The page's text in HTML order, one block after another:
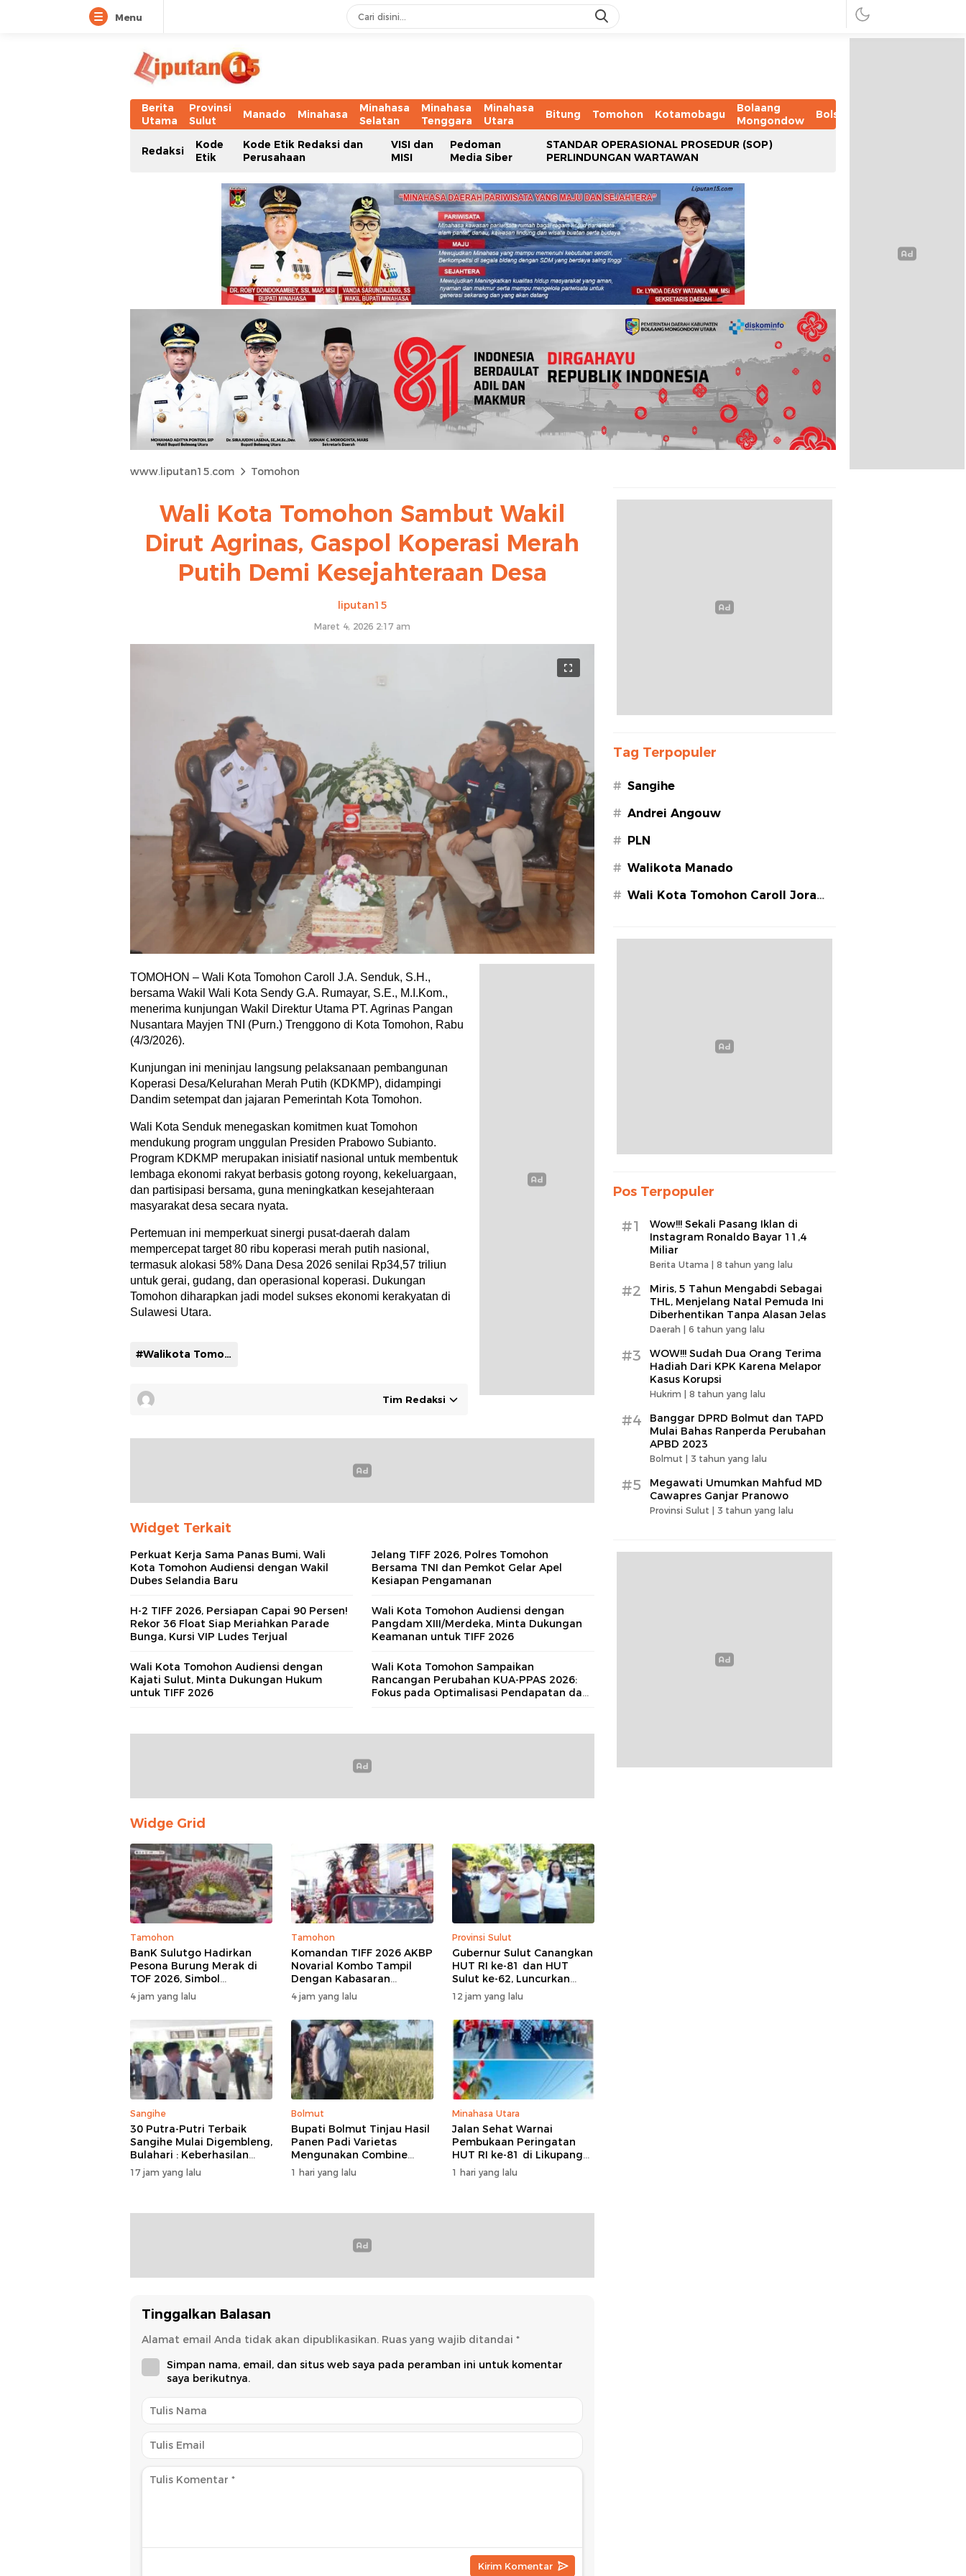
Menu
Berita
Utama
Provinsi
Sulut
Manado Minahasa
Minahasa
Selatan
Minahasa
Tenggara
Minahasa
Utara
Bitung Tomohon Kotamobagu
Bolaang
Mongondow
Bolsel
Redaksi
Kode
Etik
Kode Etik Redaksi dan
Perusahaan
VISI dan
MISI
Pedoman
Media Siber
STANDAR OPERASIONAL PROSEDUR (SOP)
PERLINDUNGAN WARTAWAN
www.liputan15.com Tomohon
Wali Kota Tomohon Sambut Wakil
Dirut Agrinas, Gaspol Koperasi Merah
Putih Demi Kesejahteraan Desa
liputan15
Maret 4, 2026 2:17 am
TOMOHON – Wali Kota Tomohon Caroll J.A. Senduk, S.H.,
bersama Wakil Wali Kota Sendy G.A. Rumayar, S.E., M.I.Kom.,
menerima kunjungan Wakil Direktur Utama PT. Agrinas Pangan
Nusantara Mayjen TNI (Purn.) Trenggono di Kota Tomohon, Rabu
(4/3/2026).
Kunjungan ini meninjau langsung pelaksanaan pembangunan
Koperasi Desa/Kelurahan Merah Putih (KDKMP), didampingi
Dandim setempat dan jajaran Pemerintah Kota Tomohon.
Wali Kota Senduk menegaskan komitmen kuat Tomohon
mendukung program unggulan Presiden Prabowo Subianto.
Program KDKMP merupakan inisiatif nasional untuk membentuk
lembaga ekonomi rakyat berbasis gotong royong, kekeluargaan,
dan partisipasi bersama, guna meningkatkan kesejahteraan
masyarakat desa secara nyata.
Pertemuan ini memperkuat sinergi pusat-daerah dalam
mempercepat target 80 ribu koperasi merah putih nasional,
termasuk alokasi 58% Dana Desa 2026 senilai Rp34,57 triliun
untuk gerai, gudang, dan operasional koperasi. Dukungan
Tomohon diharapkan jadi model sukses ekonomi kerakyatan di
Sulawesi Utara.
#Walikota Tomohon Caroll Senduk
Tim Redaksi
Widget Terkait
Perkuat Kerja Sama Panas Bumi, Wali
Kota Tomohon Audiensi dengan Wakil
Dubes Selandia Baru
Jelang TIFF 2026, Polres Tomohon
Bersama TNI dan Pemkot Gelar Apel
Kesiapan Pengamanan
H-2 TIFF 2026, Persiapan Capai 90 Persen!
Rekor 36 Float Siap Meriahkan Parade
Bunga, Kursi VIP Ludes Terjual
Wali Kota Tomohon Audiensi dengan
Pangdam XIII/Merdeka, Minta Dukungan
Keamanan untuk TIFF 2026
Wali Kota Tomohon Audiensi dengan
Kajati Sulut, Minta Dukungan Hukum
untuk TIFF 2026
Wali Kota Tomohon Sampaikan
Rancangan Perubahan KUA-PPAS 2026:
Fokus pada Optimalisasi Pendapatan dan
Widge Grid
Tamohon
BanK Sulutgo Hadirkan
Pesona Burung Merak di
TOF 2026, Simbol
Keagungan Dan
Kemakmuran
4 jam yang lalu
Tamohon
Komandan TIFF 2026 AKBP
Novarial Kombo Tampil
Dengan Kabasaran
Minahasa, Padukan Tugas
Dan Budaya
4 jam yang lalu
Provinsi Sulut
Gubernur Sulut Canangkan
HUT RI ke-81 dan HUT
Sulut ke-62, Luncurkan
Program Keringanan Pajak
dan Penanaman 2.051
Bibit Kelapa
12 jam yang lalu
Sangihe
30 Putra-Putri Terbaik
Sangihe Mulai Digembleng,
Bulahari : Keberhasilan
Hari Ini Bukan Garis Akhir
Tapi Awal Dari Proses
17 jam yang lalu
Bolmut
Bupati Bolmut Tinjau Hasil
Panen Padi Varietas
Mengunakan Combine
Harvester
1 hari yang lalu
Minahasa Utara
Jalan Sehat Warnai
Pembukaan Peringatan
HUT RI ke-81 di Likupang
Barat
1 hari yang lalu
Tinggalkan Balasan
Alamat email Anda tidak akan dipublikasikan. Ruas yang wajib ditandai *
Simpan nama, email, dan situs web saya pada peramban ini untuk komentar
saya berikutnya.
Tag Terpopuler
# Sangihe
# Andrei Angouw
# PLN
# Walikota Manado
# Wali Kota Tomohon Caroll Joram
Pos Terpopuler
#1
Wow!!! Sekali Pasang Iklan di
Instagram Ronaldo Bayar 11,4
Miliar
Berita Utama | 8 tahun yang lalu
#2
Miris, 5 Tahun Mengabdi Sebagai
THL, Menjelang Natal Pemuda Ini
Diberhentikan Tanpa Alasan Jelas
Daerah | 6 tahun yang lalu
#3
WOW!!! Sudah Dua Orang Terima
Hadiah Dari KPK Karena Melapor
Kasus Korupsi
Hukrim | 8 tahun yang lalu
#4
Banggar DPRD Bolmut dan TAPD
Mulai Bahas Ranperda Perubahan
APBD 2023
Bolmut | 3 tahun yang lalu
#5
Megawati Umumkan Mahfud MD
Cawapres Ganjar Pranowo
Provinsi Sulut | 3 tahun yang lalu